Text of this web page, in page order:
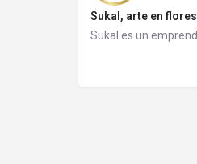
Sukal, arte en flores